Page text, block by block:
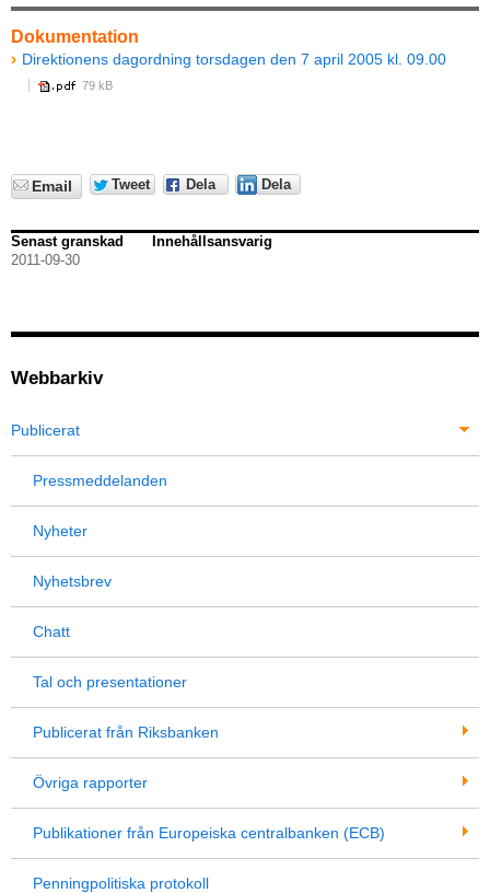
Dokumentation
Direktionens dagordning torsdagen den 7 april 2005 kl. 09.00
79 kB
Email Tweet Dela Dela
Senast granskad
2011-09-30
Innehållsansvarig
Webbarkiv
Publicerat
Pressmeddelanden
Nyheter
Nyhetsbrev
Chatt
Tal och presentationer
Publicerat från Riksbanken
Övriga rapporter
Publikationer från Europeiska centralbanken (ECB)
Penningpolitiska protokoll